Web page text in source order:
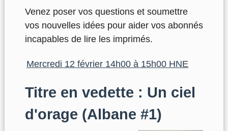
Venez poser vos questions et soumettre
vos nouvelles idées pour aider vos abonnés
incapables de lire les imprimés.
Mercredi 12 février 14h00 à 15h00 HNE
Titre en vedette : Un ciel
d'orage (Albane #1)